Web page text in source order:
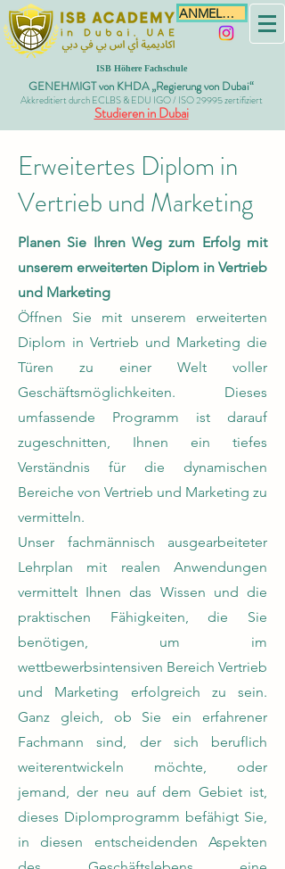
ANMELDEN
ISB Höhere Fachschule
GENEHMIGT von KHDA „Regierung von Dubai“
Akkreditiert durch ECLBS & EDU IGO / ISO 29995 zertifiziert
Studieren in Dubai
Erweitertes Diplom in
Vertrieb und Marketing
Planen Sie Ihren Weg zum Erfolg mit
unserem erweiterten Diplom in Vertrieb
und Marketing
Öffnen Sie mit unserem erweiterten
Diplom in Vertrieb und Marketing die
Türen zu einer Welt voller
Geschäftsmöglichkeiten. Dieses
umfassende Programm ist darauf
zugeschnitten, Ihnen ein tiefes
Verständnis für die dynamischen
Bereiche von Vertrieb und Marketing zu
vermitteln.
Unser fachmännisch ausgearbeiteter
Lehrplan mit realen Anwendungen
vermittelt Ihnen das Wissen und die
praktischen Fähigkeiten, die Sie
benötigen, um im
wettbewerbsintensiven Bereich Vertrieb
und Marketing erfolgreich zu sein.
Ganz gleich, ob Sie ein erfahrener
Fachmann sind, der sich beruflich
weiterentwickeln möchte, oder
jemand, der neu auf dem Gebiet ist,
dieses Diplomprogramm befähigt Sie,
in diesen entscheidenden Aspekten